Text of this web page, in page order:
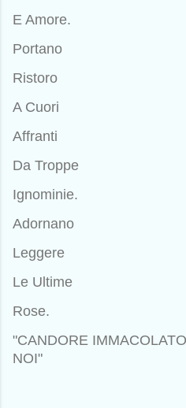
E Amore.
Portano
Ristoro
A Cuori
Affranti
Da Troppe
Ignominie.
Adornano
Leggere
Le Ultime
Rose.
"CANDORE
NOI"